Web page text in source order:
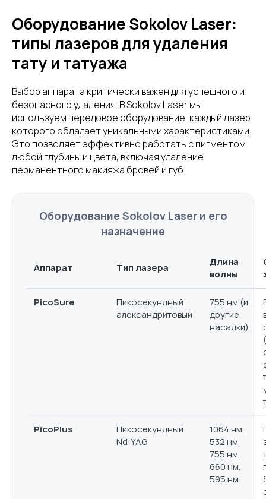
Оборудование Sokolov Laser:
типы лазеров для удаления
тату и татуажа
Выбор аппарата критически важен для успешного и
безопасного удаления. В Sokolov Laser мы
используем передовое оборудование, каждый лазер
которого обладает уникальными характеристиками.
Это позволяет эффективно работать с пигментом
любой глубины и цвета, включая удаление
перманентного макияжа бровей и губ.
Оборудование Sokolov Laser и его
назначение
Аппарат Тип лазера
Длина
волны
PicoSure
Пикосекундный
александритовый
755 нм (и
другие
насадки)
PicoPlus
Пикосекундный
Nd:YAG
1064 нм,
532 нм,
755 нм,
660 нм,
595 нм